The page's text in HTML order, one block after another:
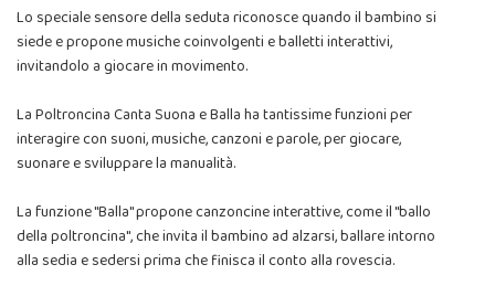
Lo speciale sensore della seduta riconosce quando il bambino si
siede e propone musiche coinvolgenti e balletti interattivi,
invitandolo a giocare in movimento.
La Poltroncina Canta Suona e Balla ha tantissime funzioni per
interagire con suoni, musiche, canzoni e parole, per giocare,
suonare e sviluppare la manualità.
La funzione "Balla" propone canzoncine interattive, come il "ballo
della poltroncina", che invita il bambino ad alzarsi, ballare intorno
alla sedia e sedersi prima che finisca il conto alla rovescia.